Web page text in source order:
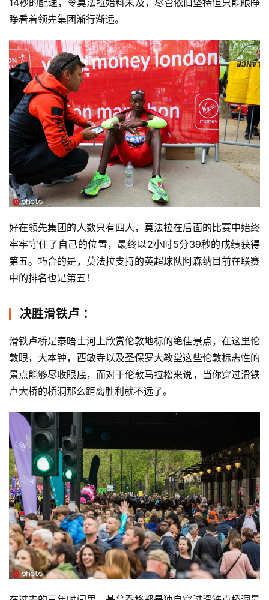
14秒的配速，令莫法拉始料未及，尽管依旧坚持但只能眼睁
睁看着领先集团渐行渐远。
好在领先集团的人数只有四人，莫法拉在后面的比赛中始终
牢牢守住了自己的位置，最终以2小时5分39秒的成绩获得
第五。巧合的是，莫法拉支持的英超球队阿森纳目前在联赛
中的排名也是第五！
决胜滑铁卢 ：
滑铁卢桥是泰晤士河上欣赏伦敦地标的绝佳景点，在这里伦
敦眼，大本钟，西敏寺以及圣保罗大教堂这些伦敦标志性的
景点能够尽收眼底，而对于伦敦马拉松来说，当你穿过滑铁
卢大桥的桥洞那么距离胜利就不远了。